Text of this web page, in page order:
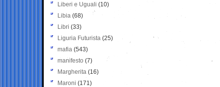
Liberi e Uguali (10)
Libia (68)
Libri (33)
Liguria Futurista (25)
mafia (543)
manifesto (7)
Margherita (16)
Maroni (171)